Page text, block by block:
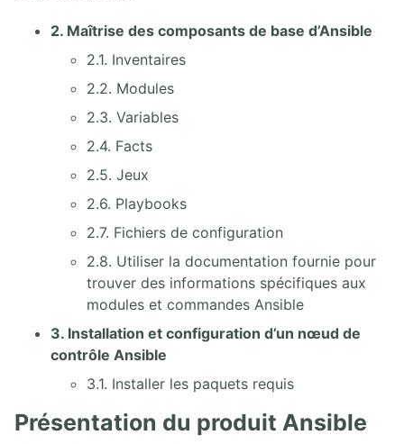
2. Maîtrise des composants de base d’Ansible
2.1. Inventaires
2.2. Modules
2.3. Variables
2.4. Facts
2.5. Jeux
2.6. Playbooks
2.7. Fichiers de configuration
2.8. Utiliser la documentation fournie pour
trouver des informations spécifiques aux
modules et commandes Ansible
3. Installation et configuration d’un nœud de
contrôle Ansible
3.1. Installer les paquets requis
Présentation du produit Ansible